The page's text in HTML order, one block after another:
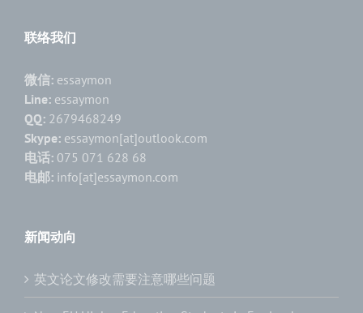
联络我们
微信: essaymon
Line: essaymon
QQ: 2679468249
Skype: essaymon[at]outlook.com
电话: 075 071 628 68
电邮: info[at]essaymon.com
新闻动向
英文论文修改需要注意哪些问题